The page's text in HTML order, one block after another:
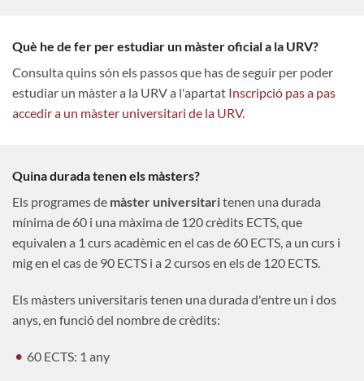
Què he de fer per estudiar un màster oficial a la URV?
Consulta quins són els passos que has de seguir per poder
estudiar un màster a la URV a l'apartat Inscripció pas a pas
accedir a un màster universitari de la URV.
Quina durada tenen els màsters?
Els programes de màster universitaritenen una durada
mínima de 60 i una màxima de 120 crèdits ECTS, que
equivalen a 1 curs acadèmic en el cas de 60 ECTS, a un curs i
mig en el cas de 90 ECTS i a 2 cursos en els de 120 ECTS.
Els màsters universitaris tenen una durada d'entre un i dos
anys, en funció del nombre de crèdits:
60 ECTS: 1 any